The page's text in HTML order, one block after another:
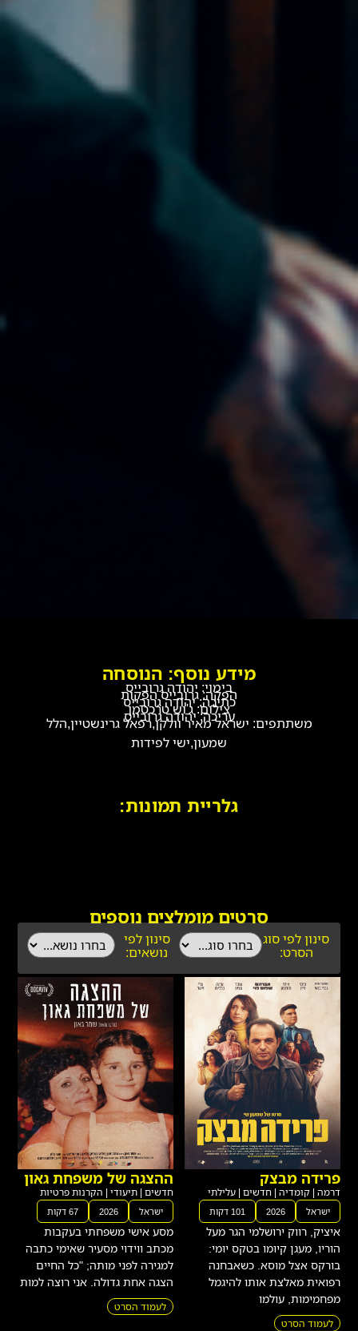
גלריית תמונות:
מידע נוסף: הנוסחה
בימוי: יהודה גרובייס
הפקה: גרובייס הפקות
כתיבה: יהודה גרובייס
צילום: ג'וש טרכטמן
עריכה: יהודה גרובייס
משתתפים: ישראל מאיר וולקן,רפאל גרינשטיין,הלל
שמעון,ישי לפידות
סרטים מומלצים נוספים
סינון לפי
נושאים:
סינון לפי סוג
הסרט:
פרידה מבצק
דרמה | קומדיה | חדשים |עלילתי
ישראל 2026 101 דקות
איציק, רווק ירושלמי הגר מעל
הוריו, מעגן קיומו בטקס יומי:
בורקס אצל מוסא. כשאבחנה
רפואית מאלצת אותו להיגמל
מפחמימות, עולמו
לעמוד הסרט
ההצגה של משפחת גאון
חדשים | תיעודי | הקרנות פרטיות
ישראל 2026 67 דקות
מסע אישי משפחתי בעקבות
מכתב ווידוי מסעיר שאימי כתבה
למגירה לפני מותה; "כל החיים
הצגה אחת גדולה. אני רוצה למות
לעמוד הסרט